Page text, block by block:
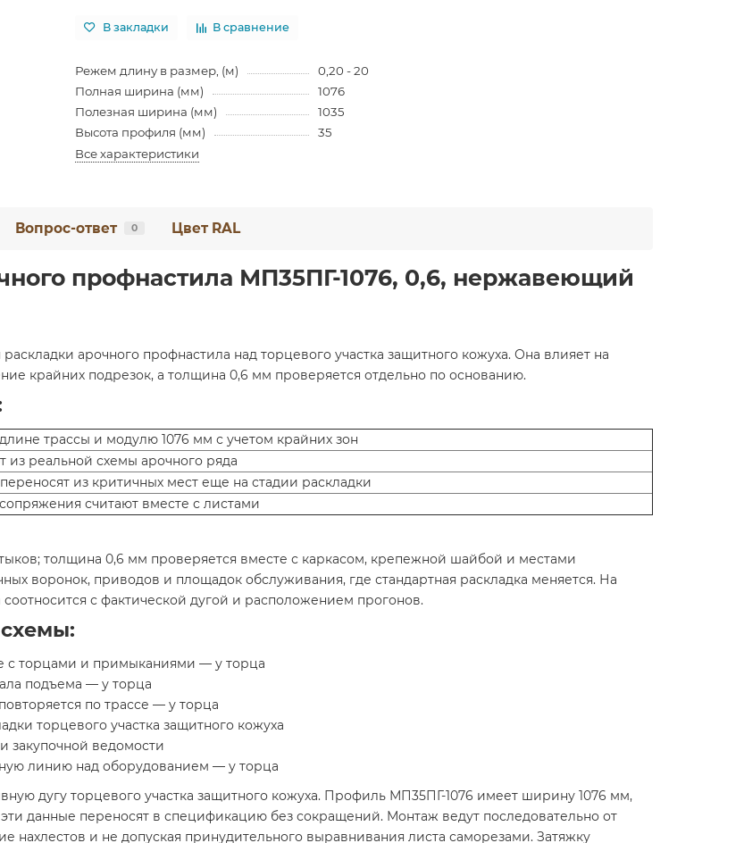
В закладки В сравнение
Режем длину в размер, (м)
0,20 - 20
Полная ширина (мм)
1076
Полезная ширина (мм)
1035
Высота профиля (мм)
35
Все характеристики
Вопрос-ответ 0 Цвет RAL
профнастила МП35ПГ-1076, 0,6, нержавеющий
арочного профнастила над торцевого участка защитного кожуха. Она влияет на
крайних подрезок, а толщина 0,6 мм проверяется отдельно по основанию.
трассы и модулю 1076 мм с учетом крайних зон
из реальной схемы арочного ряда
из критичных мест еще на стадии раскладки
считают вместе с листами
толщина 0,6 мм проверяется вместе с каркасом, крепежной шайбой и местами
воронок, приводов и площадок обслуживания, где стандартная раскладка меняется. На
с фактической дугой и расположением прогонов.
с торцами и примыканиями — у торца
подъема — у торца
по трассе — у торца
торцевого участка защитного кожуха
закупочной ведомости
линию над оборудованием — у торца
дугу торцевого участка защитного кожуха. Профиль МП35ПГ-1076 имеет ширину 1076 мм,
данные переносят в спецификацию без сокращений. Монтаж ведут последовательно от
нахлестов и не допуская принудительного выравнивания листа саморезами. Затяжку